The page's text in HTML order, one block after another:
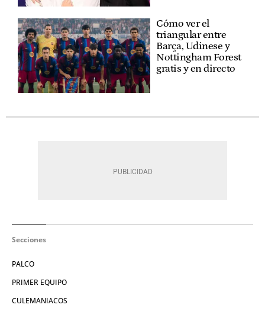
Cómo ver el
triangular entre
Barça, Udinese y
Nottingham Forest
gratis y en directo
Secciones
PALCO
PRIMER EQUIPO
CULEMANIACOS